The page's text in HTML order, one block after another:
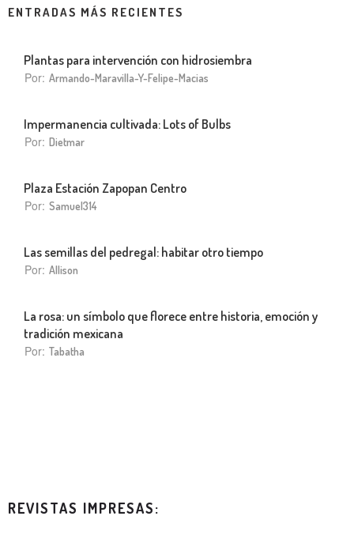
ENTRADAS MÁS RECIENTES
Plantas para intervención con hidrosiembra
Por: Armando-Maravilla-Y-Felipe-Macias
Impermanencia cultivada: Lots of Bulbs
Por: Dietmar
Plaza Estación Zapopan Centro
Por: Samuel314
Las semillas del pedregal: habitar otro tiempo
Por: Allison
La rosa: un símbolo que florece entre historia, emoción y
tradición mexicana
Por: Tabatha
REVISTAS IMPRESAS: